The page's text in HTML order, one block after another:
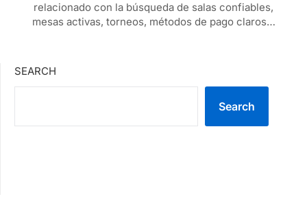
relacionado con la búsqueda de salas confiables,
mesas activas, torneos, métodos de pago claros…
SEARCH
Search